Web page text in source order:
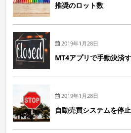
推奨のロット数
2019年1月28日
MT4アプリで手動決済
2019年1月28日
自動売買システムを停